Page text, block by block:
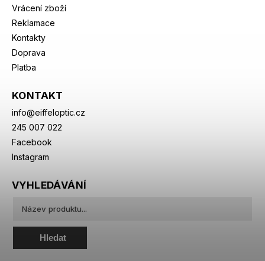
Vrácení zboží
Reklamace
Kontakty
Doprava
Platba
KONTAKT
info@eiffeloptic.cz
245 007 022
Facebook
Instagram
VYHLEDÁVÁNÍ
Hledat